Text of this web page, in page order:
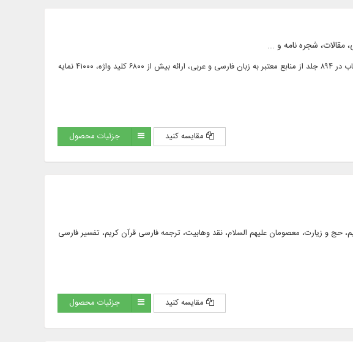
مقالات، شجره نامه و ...
کتابخانه تخصصی پیامبر اعظم (صلی الله عليه واله و سلم) مشتمل بر ۲۴۶ عنوان كتاب در ۸۹۴ جلد از منابع معتبر به زبان فارسی و عربی، ارائه بیش از ۶۸۰۰ کلید‌ واژه، ۴۱۰۰۰ نمایه
مقایسه کنید جزئیات محصول
جلد، شامل: متن كامل قرآن كریم، حج و زیارت، معصومان علیهم السلام، نقد وهابیت، ترجمه فارسی قرآن کریم، تفسیر فارسی
مقایسه کنید جزئیات محصول